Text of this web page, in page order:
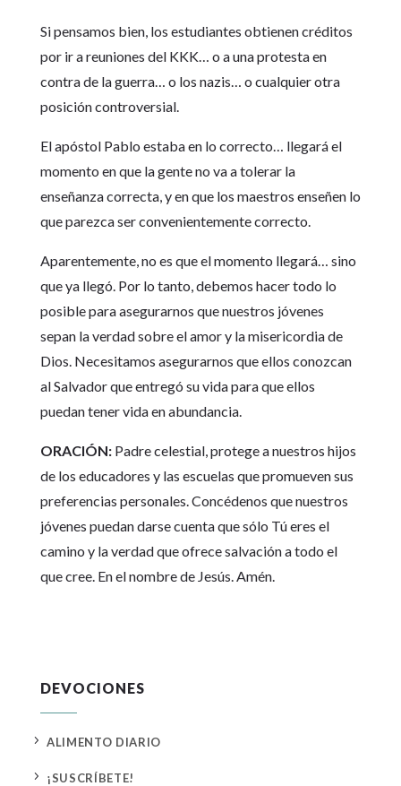
Si pensamos bien, los estudiantes obtienen créditos
por ir a reuniones del KKK… o a una protesta en
contra de la guerra… o los nazis… o cualquier otra
posición controversial.
El apóstol Pablo estaba en lo correcto… llegará el
momento en que la gente no va a tolerar la
enseñanza correcta, y en que los maestros enseñen lo
que parezca ser convenientemente correcto.
Aparentemente, no es que el momento llegará… sino
que ya llegó. Por lo tanto, debemos hacer todo lo
posible para asegurarnos que nuestros jóvenes
sepan la verdad sobre el amor y la misericordia de
Dios. Necesitamos asegurarnos que ellos conozcan
al Salvador que entregó su vida para que ellos
puedan tener vida en abundancia.
ORACIÓN:Padre celestial, protege a nuestros hijos
de los educadores y las escuelas que promueven sus
preferencias personales. Concédenos que nuestros
jóvenes puedan darse cuenta que sólo Tú eres el
camino y la verdad que ofrece salvación a todo el
que cree. En el nombre de Jesús. Amén.
DEVOCIONES
5 ALIMENTO DIARIO
5 ¡SUSCRÍBETE!